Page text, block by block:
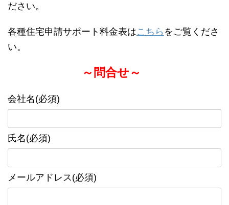
ださい。
各種住宅申請サポート料金表はこちら をご覧くださ
い。
～問合せ～
会社名(必須)
氏名(必須)
メールアドレス(必須)